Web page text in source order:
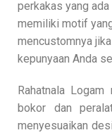
perkakas yang
memiliki motif
mencustomnya
kepunyaan Anda
Rahatnala Logam
bokor dan
menyesuaikan